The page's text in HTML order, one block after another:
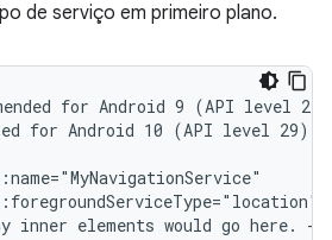
de serviço em primeiro plano.
for Android 9 (API level 28)
for Android 10 (API level 29)
inner elements would go here.
--